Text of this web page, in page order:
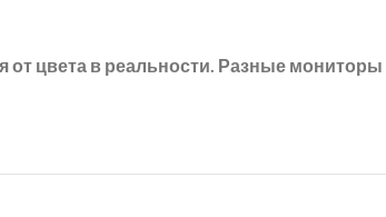
цвета в реальности. Разные